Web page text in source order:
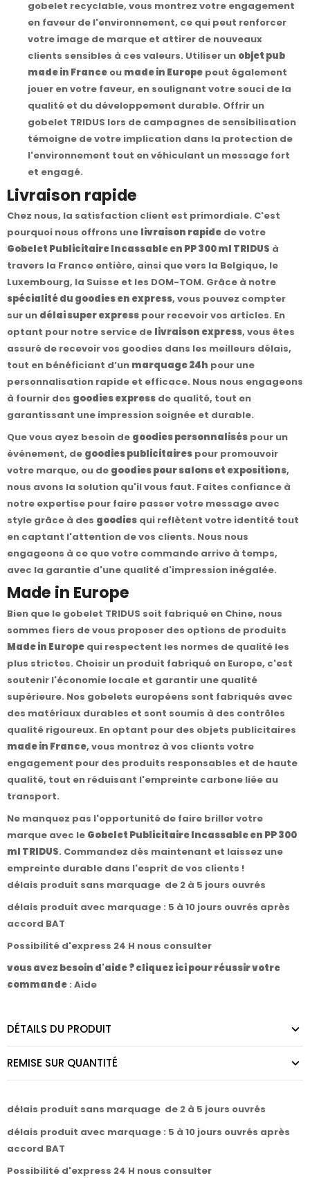
gobelet recyclable, vous montrez votre engagement
en faveur de l'environnement, ce qui peut renforcer
votre image de marque et attirer de nouveaux
clients sensibles à ces valeurs. Utiliser un objet pub
made in France ou made in Europe peut également
jouer en votre faveur, en soulignant votre souci de la
qualité et du développement durable. Offrir un
gobelet TRIDUS lors de campagnes de sensibilisation
témoigne de votre implication dans la protection de
l'environnement tout en véhiculant un message fort
et engagé.
Livraison rapide
Chez nous, la satisfaction client est primordiale. C'est
pourquoi nous offrons une livraison rapide de votre
Gobelet Publicitaire Incassable en PP 300 ml TRIDUS à
travers la France entière, ainsi que vers la Belgique, le
Luxembourg, la Suisse et les DOM-TOM. Grâce à notre
spécialité du goodies en express, vous pouvez compter
sur un délai super express pour recevoir vos articles. En
optant pour notre service de livraison express, vous êtes
assuré de recevoir vos goodies dans les meilleurs délais,
tout en bénéficiant d’un marquage 24h pour une
personnalisation rapide et efficace. Nous nous engageons
à fournir des goodies express de qualité, tout en
garantissant une impression soignée et durable.
Que vous ayez besoin de goodies personnalisés pour un
événement, de goodies publicitaires pour promouvoir
votre marque, ou de goodies pour salons et expositions,
nous avons la solution qu'il vous faut. Faites confiance à
notre expertise pour faire passer votre message avec
style grâce à des goodies qui reflètent votre identité tout
en captant l'attention de vos clients. Nous nous
engageons à ce que votre commande arrive à temps,
avec la garantie d'une qualité d'impression inégalée.
Made in Europe
Bien que le gobelet TRIDUS soit fabriqué en Chine, nous
sommes fiers de vous proposer des options de produits
Made in Europe qui respectent les normes de qualité les
plus strictes. Choisir un produit fabriqué en Europe, c'est
soutenir l'économie locale et garantir une qualité
supérieure. Nos gobelets européens sont fabriqués avec
des matériaux durables et sont soumis à des contrôles
qualité rigoureux. En optant pour des objets publicitaires
made in France, vous montrez à vos clients votre
engagement pour des produits responsables et de haute
qualité, tout en réduisant l'empreinte carbone liée au
transport.
Ne manquez pas l'opportunité de faire briller votre
marque avec le Gobelet Publicitaire Incassable en PP 300
ml TRIDUS. Commandez dès maintenant et laissez une
empreinte durable dans l'esprit de vos clients !
délais produit sans marquage de 2 à 5 jours ouvrés
délais produit avec marquage : 5 à 10 jours ouvrés après
accord BAT
Possibilité d'express 24 H nous consulter
vous avez besoin d'aide ? cliquez ici pour réussir votre
commande : Aide
DÉTAILS DU PRODUIT
REMISE SUR QUANTITÉ
délais produit sans marquage de 2 à 5 jours ouvrés
délais produit avec marquage : 5 à 10 jours ouvrés après
accord BAT
Possibilité d'express 24 H nous consulter